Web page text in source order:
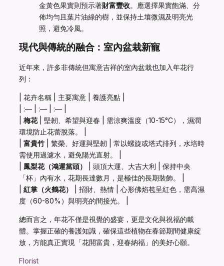
金黃色果實則預示著財富豐收。應選擇果實飽滿、分
佈均勻且葉片油綠的樹，並保持土壤微濕及明亮光
照，避免冷風。
現代與傳統的融合：室內盆栽新寵
近年來，許多非傳統但寓意吉祥的室內盆栽也加入年花行
列：
| 花卉名稱 | 主要寓意 | 養護亮點 |
| :— | :— | :— |
梅花| 堅韌、希望與迎春 | 需涼爽溫度（10-15°C），濕潤
環境防止花蕾脫落。 |
富貴竹 | 繁榮、好運與堅韌 | 常以螺旋或塔式排列，水培時
需使用過濾水，避免陽光直射。 |
鳳梨花（鴻運當頭）
| 頭頂大運、大吉大利 | 保持中央
「杯」內有水，花期長達數月，是極佳的長期裝飾。 |
紅掌（火鶴花）
| 招財、熱情 | 心形佛焰苞呈紅色，需高濕
度（60-80%）與明亮的間接光。 |
總而言之，年花不僅是視覺的盛宴，更是文化與祝福的載
體。掌握正確的養護知識，確保這些植物在春節期間健康綻
放，方能真正實現「花開富貴，迎春納福」的美好心願。
Florist